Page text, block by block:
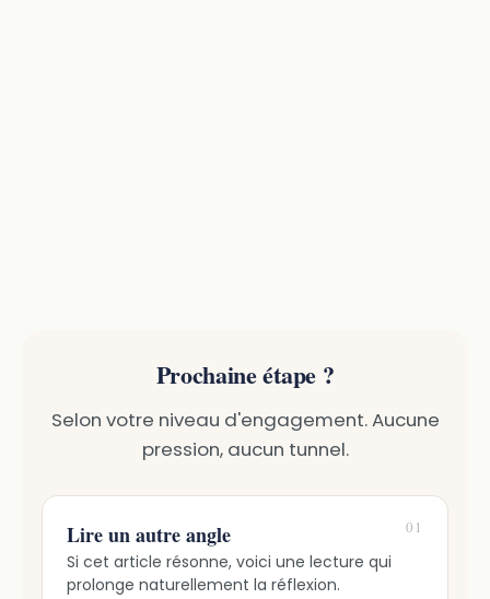
Prochaine étape ?
Selon votre niveau d'engagement. Aucune
pression, aucun tunnel.
01
Lire un autre angle
Si cet article résonne, voici une lecture qui
prolonge naturellement la réflexion.